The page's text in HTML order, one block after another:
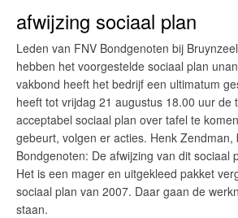
afwijzing sociaal plan
Leden van FNV Bondgenoten bij
hebben het voorgestelde sociaal plan
vakbond heeft het bedrijf een ultimatum
heeft tot vrijdag 21 augustus 18.00 uur de
acceptabel sociaal plan over tafel te
gebeurt, volgen er acties. Henk Zendman,
Bondgenoten: De afwijzing van dit sociaal
Het is een mager en uitgekleed pakket
sociaal plan van 2007. Daar gaan de
staan.